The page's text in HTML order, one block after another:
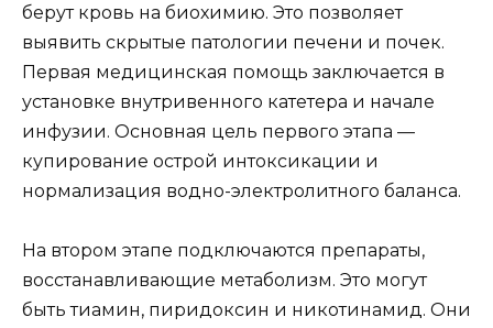
берут кровь на биохимию. Это позволяет
выявить скрытые патологии печени и почек.
Первая медицинская помощь заключается в
установке внутривенного катетера и начале
инфузии. Основная цель первого этапа —
купирование острой интоксикации и
нормализация водно-электролитного баланса.
На втором этапе подключаются препараты,
восстанавливающие метаболизм. Это могут
быть тиамин, пиридоксин и никотинамид. Они